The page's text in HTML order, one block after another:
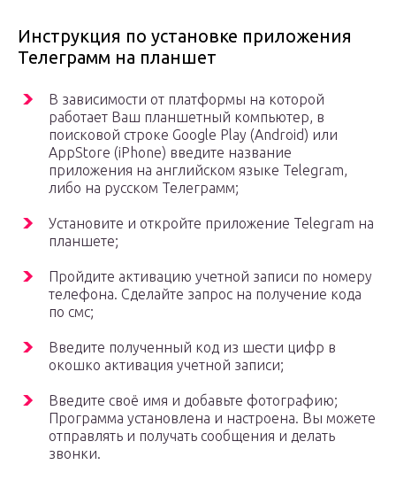
Инструкция по установке приложения
Телеграмм на планшет
В зависимости от платформы на которой
работает Ваш планшетный компьютер, в
поисковой строке Google Play (Android) или
AppStore (iPhone) введите название
приложения на английском языке Telegram,
либо на русском Телеграмм;
Установите и откройте приложение Telegram на
планшете;
Пройдите активацию учетной записи по номеру
телефона. Сделайте запрос на получение кода
по смс;
Введите полученный код из шести цифр в
окошко активация учетной записи;
Введите своё имя и добавьте фотографию;
Программа установлена и настроена. Вы можете
отправлять и получать сообщения и делать
звонки.